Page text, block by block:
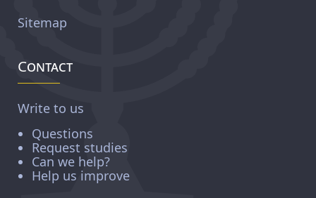
Sitemap
Contact
Write to us
Questions
Request studies
Can we help?
Help us improve